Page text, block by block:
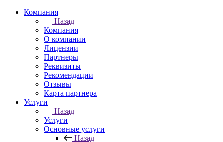
Компания
Назад
Компания
О компании
Лицензии
Партнеры
Реквизиты
Рекомендации
Отзывы
Карта партнера
Услуги
Назад
Услуги
Основные услуги
Назад